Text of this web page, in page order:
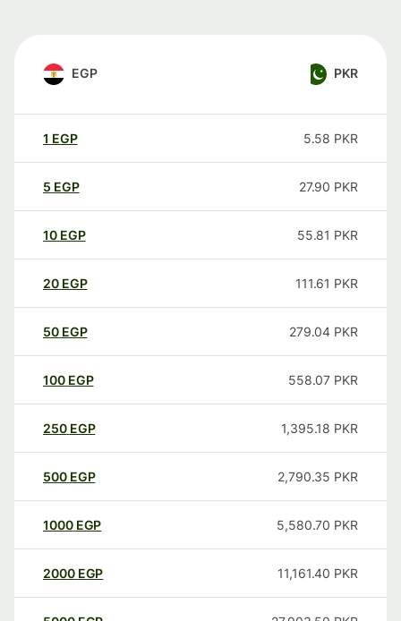
EGP PKR
1 EGP 5.58 PKR
5 EGP 27.90 PKR
10 EGP 55.81 PKR
20 EGP 111.61 PKR
50 EGP 279.04 PKR
100 EGP 558.07 PKR
250 EGP 1,395.18 PKR
500 EGP 2,790.35 PKR
1000 EGP 5,580.70 PKR
2000 EGP 11,161.40 PKR